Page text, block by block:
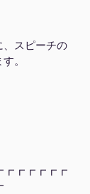
、スピーチの
。